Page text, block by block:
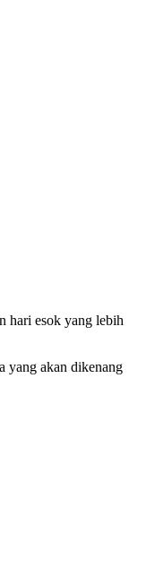
hari esok yang lebih
yang akan dikenang